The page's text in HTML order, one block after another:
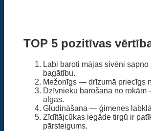
TOP 5 pozitīvas
Labi baroti mājas sivēni sapņo
bagātību.
Mežonīgs — drīzumā priecīgs
Dzīvnieku barošana no
algas.
Gludināšana — ģimenes
Zīdītājcūkas iegāde tirgū ir
pārsteigums.